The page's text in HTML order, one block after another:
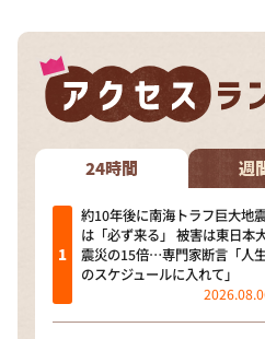
24時間 週
約10年後に南海トラフ巨大地
は「必ず来る」 被害は東日本
震災の15倍…専門家断言「人
のスケジュールに入れて」